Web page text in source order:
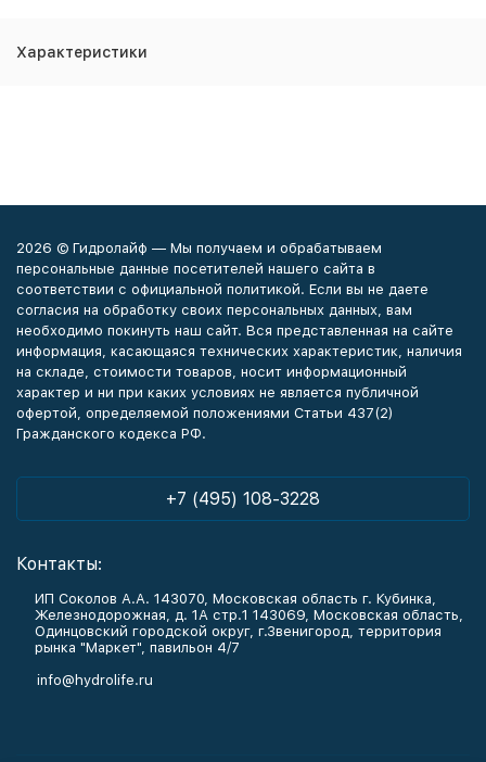
Характеристики
2026 © Гидролайф — Мы получаем и обрабатываем
персональные данные посетителей нашего сайта в
соответствии с официальной политикой. Если вы не даете
согласия на обработку своих персональных данных, вам
необходимо покинуть наш сайт. Вся представленная на сайте
информация, касающаяся технических характеристик, наличия
на складе, стоимости товаров, носит информационный
характер и ни при каких условиях не является публичной
офертой, определяемой положениями Статьи 437(2)
Гражданского кодекса РФ.
+7 (495) 108-3228
Контакты:
ИП Соколов А.А. 143070, Московская область г. Кубинка,
Железнодорожная, д. 1А стр.1 143069, Московская область,
Одинцовский городской округ, г.Звенигород, территория
рынка "Маркет", павильон 4/7
info@hydrolife.ru